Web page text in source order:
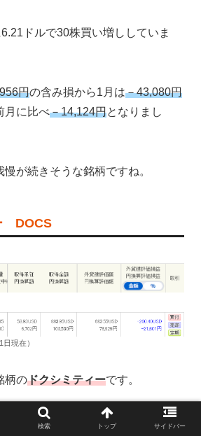
ドルで30株買い増ししていま
円の含み損から1月は－43,080円
月に比べ－14,124円となりまし
が続きそうな銘柄ですね。
DOCS
現在）
柄のドクシミティーです。
ティー）は、2010年に設立された
検索 トップ サイドバー